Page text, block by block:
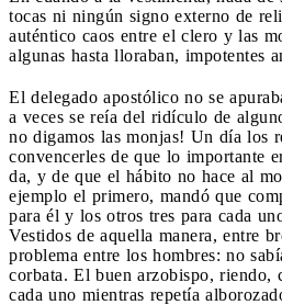
tocas ni ningún signo externo de
auténtico caos entre el clero y las
algunas hasta lloraban, impotentes
El delegado apostólico no se
a veces se reía del ridículo de
no digamos las monjas! Un día los
conven­cerles de que lo importante
da, y de que el hábito no hace al
ejemplo el primero, mandó que
para él y los otros tres para cada
Vestidos de aquella manera, entre
problema entre los hombres: no
corbata. El buen arzobispo, riendo,
cada uno mientras repetía